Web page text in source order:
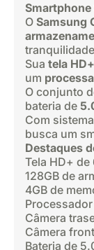
Smartphone
O Samsung
Sua tela
um
O conjunto
bateria de
Com
busca um
Destaques
Tela HD+
128GB de
4GB de
Câmera
Câmera
Bateria de